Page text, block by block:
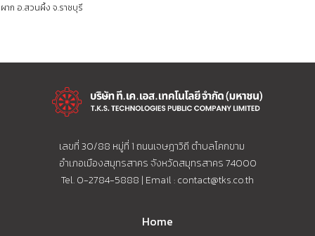
ผาก อ.สวนผึ้ง จ.ราชบุรี
เลขที่ 30/88 หมู่ที่ 1 ถนนเจษฎาวิถี ตำบลโคกขาม
อำเภอเมืองสมุทรสาคร จังหวัดสมุทรสาคร 74000
Tel. 0-2784-5888 | Email :contact@tks.co.th
Home